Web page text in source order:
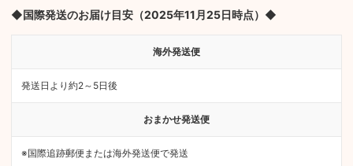
◆国際発送のお届け目安（2025年11月25日時点）◆
海外発送便
発送日より約2～5日後
おまかせ発送便
※国際追跡郵便または海外発送便で発送